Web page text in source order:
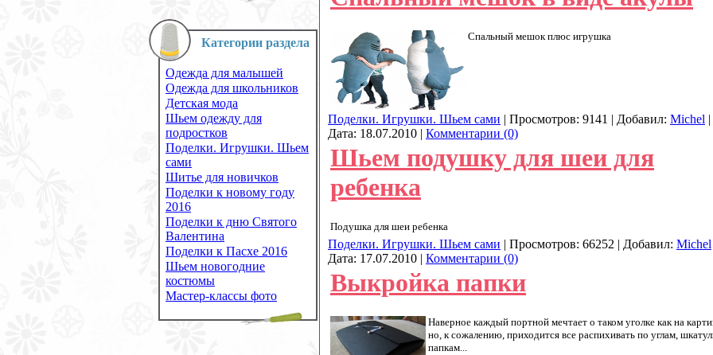
Категории раздела
Одежда для малышей
Одежда для школьников
Детская мода
Шьем одежду для
подростков
Поделки. Игрушки. Шьем
сами
Шитье для новичков
Поделки к новому году
2016
Поделки к дню Святого
Валентина
Поделки к Пасхе 2016
Шьем новогодние
костюмы
Мастер-классы фото
Спальный мешок плюс игрушка
Поделки. Игрушки. Шьем сами | Просмотров: 9141 | Добавил: Michel |
Дата: 18.07.2010 | Комментарии (0)
Шьем подушку для шеи для
ребенка
Подушка для шеи ребенка
Поделки. Игрушки. Шьем сами | Просмотров: 66252 | Добавил: Michel
Дата: 17.07.2010 | Комментарии (0)
Выкройка папки
Наверное каждый портной мечтает о таком уголке как на
но, к сожалению, приходится все распихивать по углам,
папкам...